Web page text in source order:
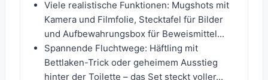
Viele realistische Funktionen: Mugshots mit
Kamera und Filmfolie, Stecktafel für Bilder
und Aufbewahrungsbox für Beweismittel...
Spannende Fluchtwege: Häftling mit
Bettlaken-Trick oder geheimem Ausstieg
hinter der Toilette – das Set steckt voller...